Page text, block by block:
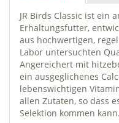
JR Birds Classic ist ein
Erhaltungsfutter,
aus hochwertigen,
Labor untersuchten
Angereichert mit
ein ausgeglichenes
lebenswichtigen
allen Zutaten, so dass
Selektion kommen kann.